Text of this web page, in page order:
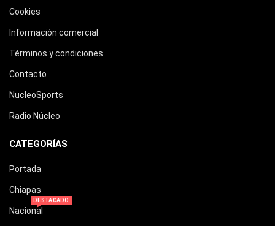
Cookies
Información comercial
Términos y condiciones
Contacto
NucleoSports
Radio Núcleo
CATEGORÍAS
Portada
Chiapas
Nacional
DESTACADO